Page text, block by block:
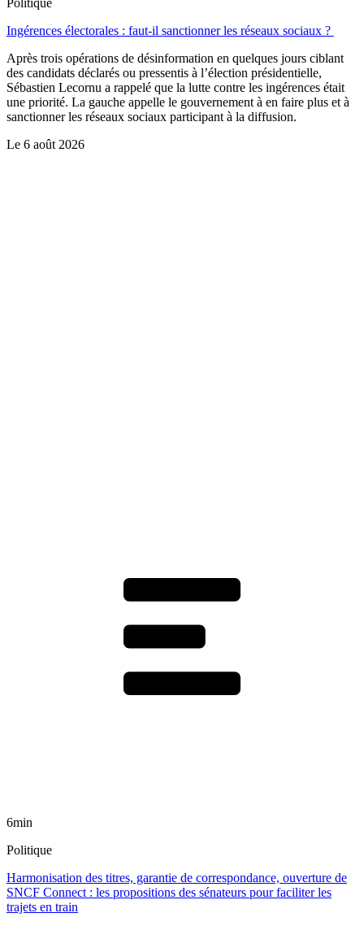
Ingérences électorales : faut-il sanctionner les réseaux sociaux ?
Après trois opérations de désinformation en quelques jours ciblant
des candidats déclarés ou pressentis à l’élection présidentielle,
Sébastien Lecornu a rappelé que la lutte contre les ingérences était
une priorité. La gauche appelle le gouvernement à en faire plus et à
sanctionner les réseaux sociaux participant à la diffusion.
Le 6 août 2026
6min
Politique
Harmonisation des titres, garantie de correspondance, ouverture de
SNCF Connect : les propositions des sénateurs pour faciliter les
trajets en train